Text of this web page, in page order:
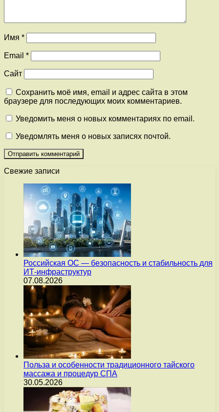
Имя *
Email *
Сайт
Сохранить моё имя, email и адрес сайта в этом
браузере для последующих моих комментариев.
Уведомить меня о новых комментариях по email.
Уведомлять меня о новых записях почтой.
Свежие записи
Российская ОС — безопасность и стабильность для
ИТ-инфраструктур
07.08.2026
Польза и особенности традиционного тайского
массажа и процедур СПА
30.05.2026